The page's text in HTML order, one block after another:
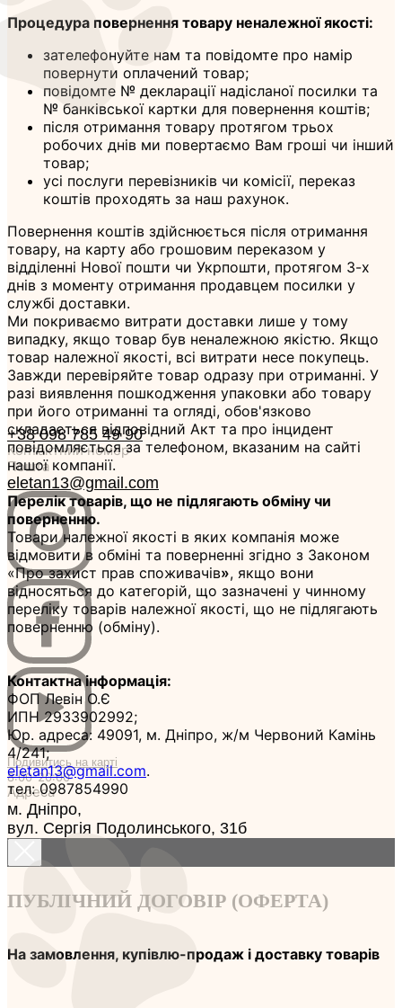
+38 098 785 49 90
Контактний номер
Пошта
eletan13@gmail.com
Подивитись на карті
8:00-20:00
Адреса
м. Дніпро,
вул. Сергія Подолинського, 31б
Процедура повернення товару неналежної якості:
зателефонуйте нам та повідомте про намір
повернути оплачений товар;
повідомте № декларації надісланої посилки та
№ банківської картки для повернення коштів;
після отримання товару протягом трьох
робочих днів ми повертаємо Вам гроші чи інший
товар;
усі послуги перевізників чи комісії, переказ
коштів проходять за наш рахунок.
Повернення коштів здійснюється після отримання
товару, на карту або грошовим переказом у
відділенні Нової пошти чи Укрпошти, протягом 3-х
днів з моменту отримання продавцем посилки у
службі доставки.
Ми покриваємо витрати доставки лише у тому
випадку, якщо товар був неналежною якістю. Якщо
товар належної якості, всі витрати несе покупець.
Завжди перевіряйте товар одразу при отриманні. У
разі виявлення пошкодження упаковки або товару
при його отриманні та огляді, обов'язково
складається відповідний Акт та про інцидент
повідомляється за телефоном, вказаним на сайті
нашої компанії.
Перелік товарів, що не підлягають обміну чи
поверненню.
Товари належної якості в яких компанія може
відмовити в обміні та поверненні згідно з Законом
«Про захист прав споживачів», якщо вони
відносяться до категорій, що зазначені у чинному
переліку товарів належної якості, що не підлягають
поверненню (обміну).
Контактна інформація:
ФОП Левін О.Є
ИПН 2933902992;
Юр. адреса: 49091, м. Дніпро, ж/м Червоний Камінь
4/241;
eletan13@gmail.com.
тел: 0987854990
ПУБЛІЧНИЙ ДОГОВІР (ОФЕРТА)
На замовлення, купівлю-продаж і доставку товарів